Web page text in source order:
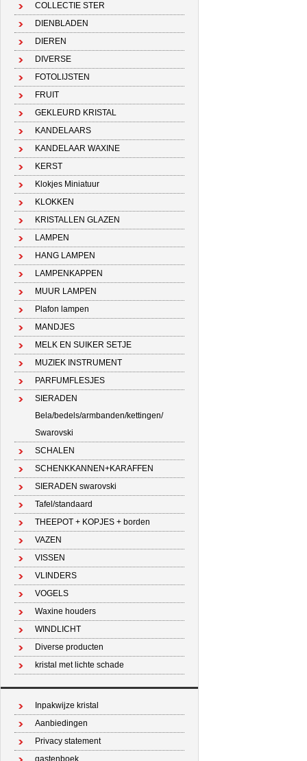
COLLECTIE STER
DIENBLADEN
DIEREN
DIVERSE
FOTOLIJSTEN
FRUIT
GEKLEURD KRISTAL
KANDELAARS
KANDELAAR WAXINE
KERST
Klokjes Miniatuur
KLOKKEN
KRISTALLEN GLAZEN
LAMPEN
HANG LAMPEN
LAMPENKAPPEN
MUUR LAMPEN
Plafon lampen
MANDJES
MELK EN SUIKER SETJE
MUZIEK INSTRUMENT
PARFUMFLESJES
SIERADEN
Bela/bedels/armbanden/kettingen/
Swarovski
SCHALEN
SCHENKKANNEN+KARAFFEN
SIERADEN swarovski
Tafel/standaard
THEEPOT + KOPJES + borden
VAZEN
VISSEN
VLINDERS
VOGELS
Waxine houders
WINDLICHT
Diverse producten
kristal met lichte schade
Inpakwijze kristal
Aanbiedingen
Privacy statement
gastenboek